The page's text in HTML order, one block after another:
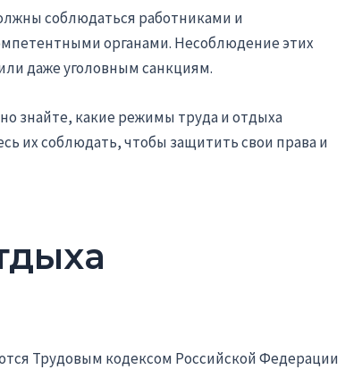
соблюдаться работниками и
органами. Несоблюдение этих
даже уголовным санкциям.
знайте, какие режимы труда и отдыха
их соблюдать, чтобы защитить свои права и
Трудовым кодексом Российской Федерации